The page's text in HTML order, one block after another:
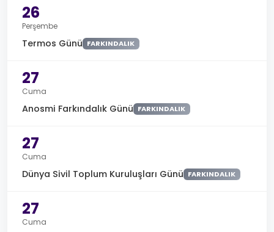
26
Perşembe
Termos Günü FARKINDALIK
27
Cuma
Anosmi Farkındalık Günü FARKINDALIK
27
Cuma
Dünya Sivil Toplum Kuruluşları Günü FARKINDALIK
27
Cuma